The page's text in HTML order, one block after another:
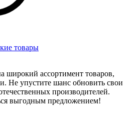
товары
широкий ассортимент товаров,
Не упустите шанс обновить свои
производителей.
выгодным предложением!